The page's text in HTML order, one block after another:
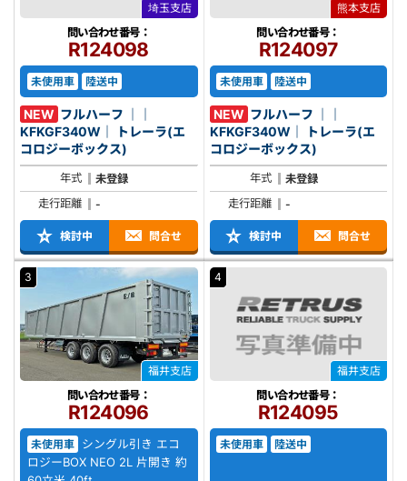
埼玉支店
問い合わせ番号：
R124098
未使用車 陸送中
NEW フルハーフ ｜｜
KFKGF340W｜ トレーラ(エ
コロジーボックス)
年式
未登録
走行距離
-
検討中 問合せ
熊本支店
問い合わせ番号：
R124097
未使用車 陸送中
NEW フルハーフ ｜｜
KFKGF340W｜ トレーラ(エ
コロジーボックス)
年式
未登録
走行距離
-
検討中 問合せ
3
福井支店
問い合わせ番号：
R124096
未使用車
シングル引き エコ
ロジーBOX NEO 2L 片開き 約
4
福井支店
問い合わせ番号：
R124095
未使用車 陸送中